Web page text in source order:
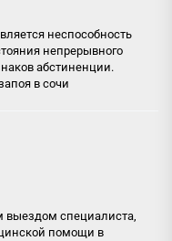
неспособность
непрерывного
абстиненции.
в сочи
выездом специалиста,
помощи в